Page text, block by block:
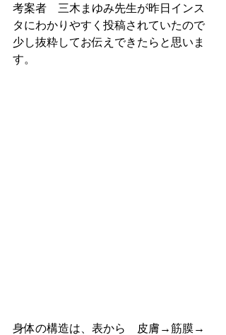
考案者　三木まゆみ先生が昨日インス
タにわかりやすく投稿されていたので
少し抜粋してお伝えできたらと思いま
す。
身体の構造は、表から　皮膚→筋膜→